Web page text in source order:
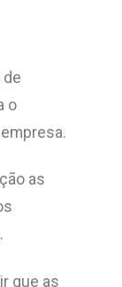
o
as
que as